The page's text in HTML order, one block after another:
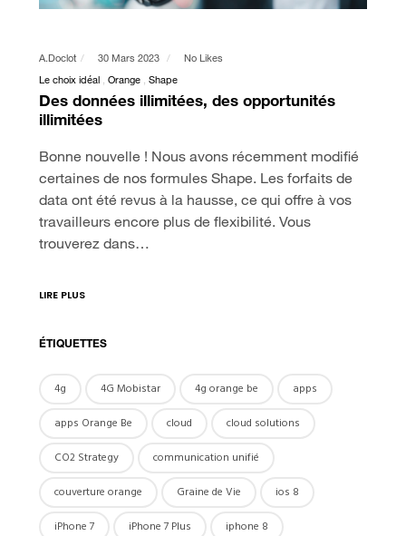
A.doclot 30 Mars 2023 No Likes
Le choix idéal Orange Shape
Des données illimitées, des opportunités
illimitées
Bonne nouvelle ! Nous avons récemment modifié
certaines de nos formules Shape. Les forfaits de
data ont été revus à la hausse, ce qui offre à vos
travailleurs encore plus de flexibilité. Vous
trouverez dans…
LIRE PLUS
ÉTIQUETTES
4g 4G Mobistar 4g orange be
apps
apps Orange Be
cloud
cloud solutions
CO2 Strategy
communication unifié
couverture orange
Graine de Vie
ios 8
iPhone 7
iPhone 7 Plus
iphone 8